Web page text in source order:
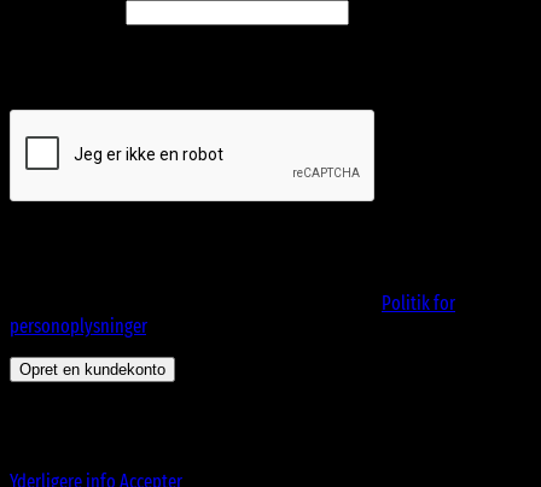
Politik for
personoplysninger.
Opret en kundekonto
Yderligere info Accepter